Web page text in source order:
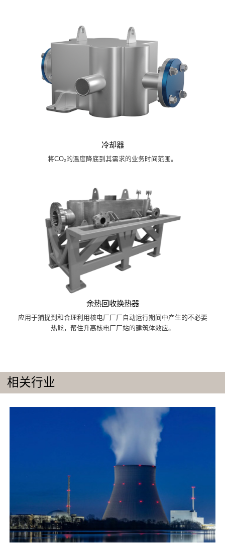
冷却器
将CO₂的溫度降底到其需求的业务时间范围。
余热回收换热器
应用于捕捉到和合理利用核电厂厂厂自动运行期间中产生的不必要
热能，帮住升高核电厂厂站的建筑体效应。
相关行业